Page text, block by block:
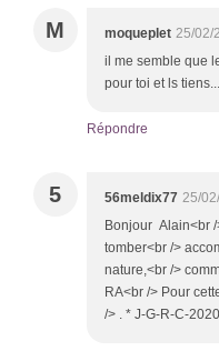
M moqueplet 25/02/
il me semble que
pour toi et ls
Répondre
5 56meldix77 25/
Bonjour Alain<br
tomber<br />
nature,<br />
RA<br /> Pour
/> . * J-G-R-C-